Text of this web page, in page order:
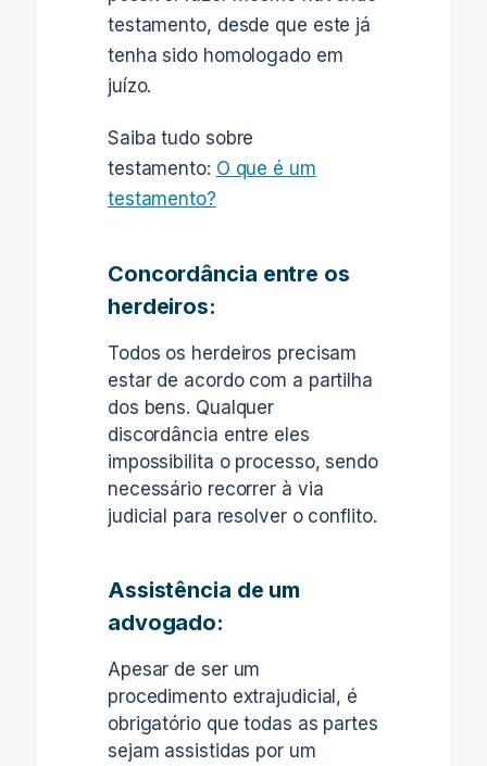
testamento, desde que este já
tenha sido homologado em
juízo.
Saiba tudo sobre
testamento: O que é um
testamento?
Concordância entre os
herdeiros:
Todos os herdeiros precisam
estar de acordo com a partilha
dos bens. Qualquer
discordância entre eles
impossibilita o processo, sendo
necessário recorrer à via
judicial para resolver o conflito.
Assistência de um
advogado:
Apesar de ser um
procedimento extrajudicial, é
obrigatório que todas as partes
sejam assistidas por um